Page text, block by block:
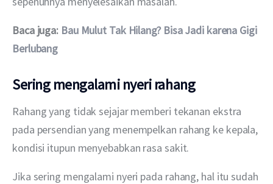
Baca juga: Bau Mulut Tak Hilang? Bisa Jadi karena Gigi
Berlubang
Sering mengalami nyeri rahang
Rahang yang tidak sejajar memberi tekanan ekstra
pada persendian yang menempelkan rahang ke kepala,
kondisi itupun menyebabkan rasa sakit.
Jika sering mengalami nyeri pada rahang, hal itu sudah